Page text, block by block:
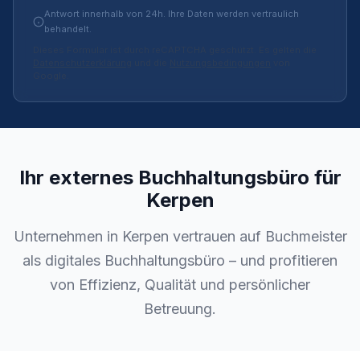
Antwort innerhalb von 24h. Ihre Daten werden vertraulich
behandelt.
Ihr externes Buchhaltungsbüro für
Kerpen
Unternehmen in Kerpen vertrauen auf Buchmeister
als digitales Buchhaltungsbüro – und profitieren
von Effizienz, Qualität und persönlicher
Betreuung.